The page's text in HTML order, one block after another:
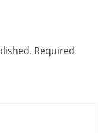
Required